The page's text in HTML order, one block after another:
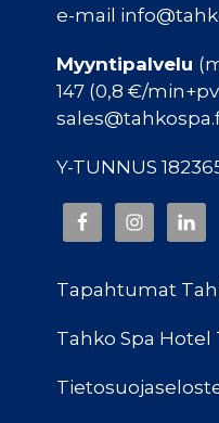
e-mail
Myyntipalvelu
147 (0,8 €/
Y-TUNNUS
Tapahtumat
Tahko Spa Hotel